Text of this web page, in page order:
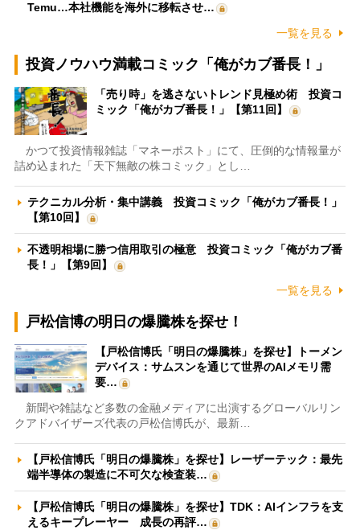
Temu…本社機能を海外に移転させ…
一覧を見る
投資ノウハウ満載コミック「俺がカブ番長！」
「売り時」を逃さないトレンド見極め術 投資コ
ミック「俺がカブ番長！」【第11回】
かつて投資情報雑誌「マネーポスト」にて、圧倒的な情報量が
詰め込まれた「天下無敵の株コミック」とし…
テクニカル分析・集中講義 投資コミック「俺がカブ番長！」
【第10回】
不透明相場に勝つ信用取引の極意 投資コミック「俺がカブ番
長！」【第9回】
一覧を見る
戸松信博の明日の爆騰株を探せ！
【戸松信博氏「明日の爆騰株」を探せ】トーメン
デバイス：サムスンを通じて世界のAIメモリ需
要…
新聞や雑誌など多数の金融メディアに出演するグローバルリン
クアドバイザーズ代表の戸松信博氏が、最新…
【戸松信博氏「明日の爆騰株」を探せ】レーザーテック：最先
端半導体の製造に不可欠な検査装…
【戸松信博氏「明日の爆騰株」を探せ】TDK：AIインフラを支
えるキープレーヤー 成長の再評…